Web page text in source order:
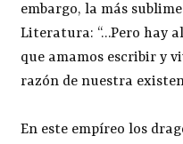
embargo, la más
Literatura: “…Pero hay
que amamos escribir y
razón de nuestra
En este empíreo los